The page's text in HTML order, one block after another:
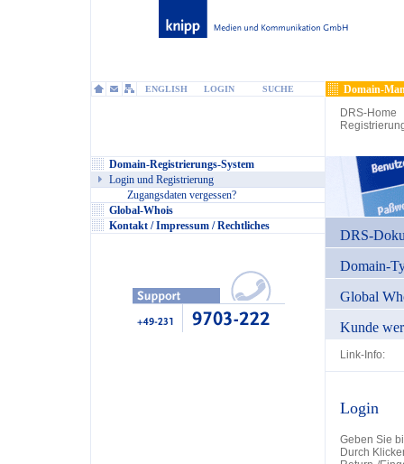
ENGLISH LOGIN SUCHE
Domain-
DRS-Home
Domain-Registrierungs-System
Login und Registrierung
Zugangsdaten vergessen?
Global-Whois
Kontakt / Impressum / Rechtliches
DRS-
Domain-
Global
Kunde
Link-Info:
Login
Geben Sie
Durch